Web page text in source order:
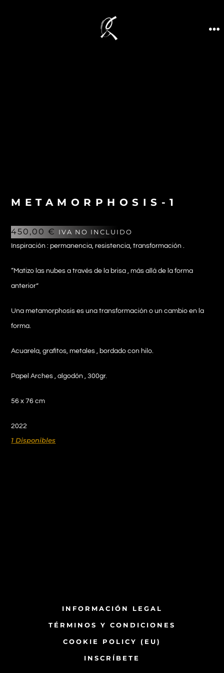
METAMORPHOSIS-1
450,00€ IVA NO INCLUIDO
Inspiración: permanencia, resistencia, transformación .
“Matizo las nubes a través de la brisa , más allá de la forma
anterior”
Una metamorphosis es una transformación o un cambio en la
forma.
Acuarela, grafitos, metales , bordado con hilo.
Papel Arches , algodón , 300gr.
56 x 76 cm
2022
1 Disponibles
INFORMACIÓN LEGAL
TÉRMINOS Y CONDICIONES
COOKIE POLICY (EU)
INSCRÍBETE​